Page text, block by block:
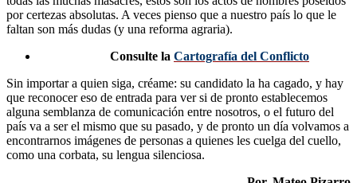
por certezas absolutas. A veces pienso que a nuestro país lo que le
faltan son más dudas (y una reforma agraria).
Consulte la Cartografía del Conflicto
Sin importar a quien siga, créame: su candidato la ha cagado, y hay
que reconocer eso de entrada para ver si de pronto establecemos
alguna semblanza de comunicación entre nosotros, o el futuro del
país va a ser el mismo que su pasado, y de pronto un día volvamos a
encontrarnos imágenes de personas a quienes les cuelga del cuello,
como una corbata, su lengua silenciosa.